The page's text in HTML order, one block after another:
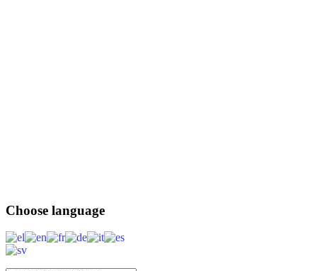
Choose language